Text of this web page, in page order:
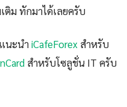
ติม ทักมาได้เลยครับ
นะนำiCafeForex สำหรับ
สำหรับโซลูชั่น IT ครับ